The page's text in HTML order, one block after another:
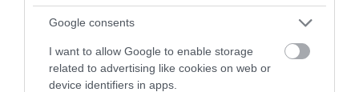
Google consents
I want to allow Google to enable storage
related to advertising like cookies on web or
device identifiers in apps.
35 PERCES TANÓRÁK ÉS KEVESEBB HÁZI
2026. augusztus 08|Mindenki ügye